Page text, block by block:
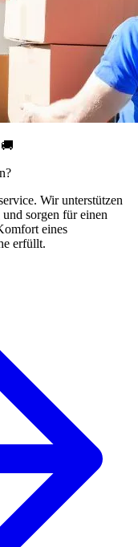
Wir unterstützen
sorgen für einen
eines
erfüllt.